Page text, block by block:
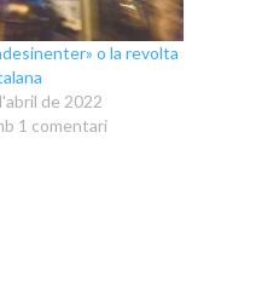
o la revolta
de 2022
1 comentari